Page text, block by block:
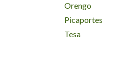
Orengo
Picaportes
Tesa